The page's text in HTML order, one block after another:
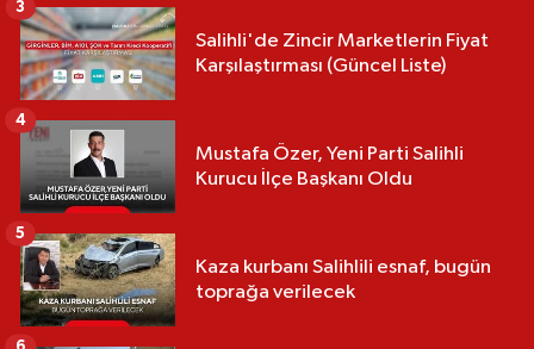
Salihli'de Zincir Marketlerin Fiyat
Karşılaştırması (Güncel Liste)
3
Mustafa Özer, Yeni Parti Salihli
Kurucu İlçe Başkanı Oldu
4
Kaza kurbanı Salihlili esnaf, bugün
toprağa verilecek
5